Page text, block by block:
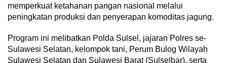
memperkuat ketahanan pangan nasional melalui
peningkatan produksi dan penyerapan komoditas jagung.
Program ini melibatkan Polda Sulsel, jajaran Polres se-
Sulawesi Selatan, kelompok tani, Perum Bulog Wilayah
Sulawesi Selatan dan Sulawesi Barat (Sulselbar), serta